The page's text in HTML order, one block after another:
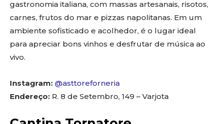
gastronomia italiana, com massas artesanais, risotos,
carnes, frutos do mar e pizzas napolitanas. Em um
ambiente sofisticado e acolhedor, é o lugar ideal
para apreciar bons vinhos e desfrutar de música ao
vivo.
Instagram: @asttoreforneria
Endereço: R. 8 de Setembro, 149 – Varjota